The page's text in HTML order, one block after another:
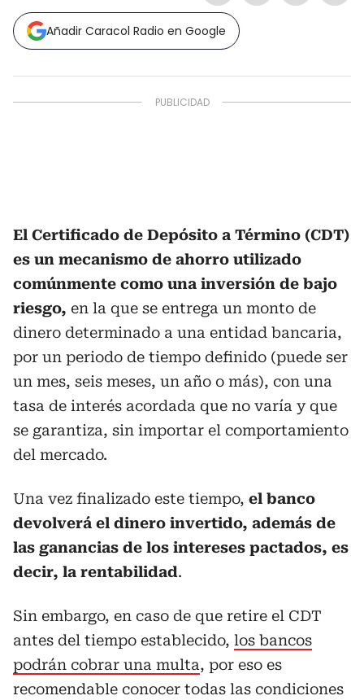
Añadir Caracol Radio en Google
El Certificado de Depósito a Término (CDT)
es un mecanismo de ahorro utilizado
comúnmente como una inversión de bajo
riesgo, en la que se entrega un monto de
dinero determinado a una entidad bancaria,
por un periodo de tiempo definido (puede ser
un mes, seis meses, un año o más), con una
tasa de interés acordada que no varía y que
se garantiza, sin importar el comportamiento
del mercado.
Una vez finalizado este tiempo, el banco
devolverá el dinero invertido, además de
las ganancias de los intereses pactados, es
decir, la rentabilidad.
Sin embargo, en caso de que retire el CDT
antes del tiempo establecido, los bancos
podrán cobrar una multa, por eso es
recomendable conocer todas las condiciones